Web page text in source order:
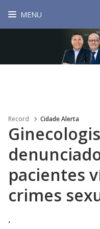
MENU
Record Cidade Alerta
pacientes
crimes
.